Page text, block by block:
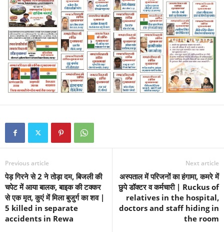
Previous article
पेड़ गिरने से 2 ने तोड़ा दम, बिजली की
चपेट में आया बालक, बाइक की टक्कर
से एक मृत, कुएं में मिला बुजुर्ग का शव |
5 killed in separate
accidents in Rewa
Next article
अस्पताल में परिजनों का हंगामा, कमरे में
छुपे डॉक्टर व कर्मचारी | Ruckus of
relatives in the hospital,
doctors and staff hiding in
the room